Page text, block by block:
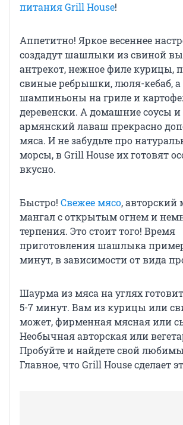
питания Grill House!
Аппетитно! Яркое весеннее
создадут шашлыки из свиной
антрекот, нежное филе курицы,
свиные ребрышки, люля-кебаб, а
шампиньоны на гриле и
деревенски. А домашние соусы
армянский лаваш прекрасно
мяса. И не забудьте про
морсы, в Grill House их готовят
вкусно.
Быстро! Свежее мясо, авторский
мангал с открытым огнем и
терпения. Это стоит того! Время
приготовления шашлыка
минут, в зависимости от вида
Шаурма из мяса на углях
5-7 минут. Вам из курицы или
может, фирменная мясная или
Необычная авторская или
Пробуйте и найдете свой
Главное, что Grill House сделает